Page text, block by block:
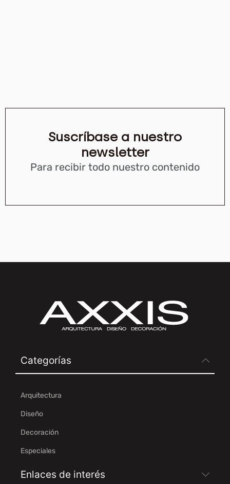
Suscríbase a nuestro
newsletter
Para recibir todo nuestro contenido
Categorías
Arquitectura
Diseño
Decoración
Especiales
Enlaces de interés